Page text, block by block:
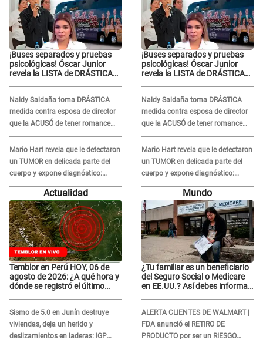
¡Buses separados y pruebas
psicológicas! Óscar Junior
revela la LISTA de DRÁSTICAS
Naldy Saldaña
Naldy Saldaña toma DRÁSTICA
medida contra esposa de director
que la ACUSÓ de tener romance
con él: "Muy triste..."
Mario Hart revela que le detectaron
un TUMOR en delicada parte del
cuerpo y expone diagnóstico:
"Dolores muy fuertes..."
¡Buses separados y pruebas
psicológicas! Óscar Junior
revela la LISTA de DRÁSTICAS
Naldy Saldaña
Naldy Saldaña toma DRÁSTICA
medida contra esposa de director
que la ACUSÓ de tener romance
con él: "Muy triste..."
Mario Hart revela que le detectaron
un TUMOR en delicada parte del
cuerpo y expone diagnóstico:
"Dolores muy fuertes..."
Actualidad
Temblor en Perú HOY, 06 de
agosto de 2026: ¿A qué hora y
dónde se registró el último
Sismo de 5.0 en Junín destruye
viviendas, deja un herido y
deslizamientos en laderas: IGP
alerta sobre posibles réplicas
Mundo
¿Tu familiar es un beneficiario
del Seguro Social o Medicare
en EE.UU.? Así debes informar
ALERTA CLIENTES DE WALMART |
FDA anunció el RETIRO DE
PRODUCTO por ser un RIESGO
MORTAL para consumidores: ¿Cuál